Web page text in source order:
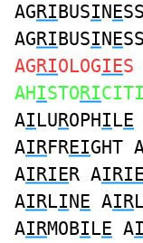
AGRIBUSINE
AGRIBUSINE
AGRIOLOGIES
AHISTORICITI
AILUROPHILE
AIRFREIGHT
AIRIER AIRIE
AIRLINE AIR
AIRMOBILE A